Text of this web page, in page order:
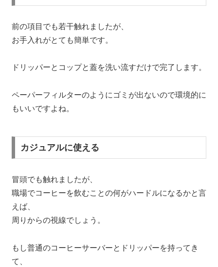
前の項目でも若干触れましたが、
お手入れがとても簡単です。
ドリッパーとコップと蓋を洗い流すだけで完了します。
ペーパーフィルターのようにゴミが出ないので環境的に
もいいですよね。
カジュアルに使える
冒頭でも触れましたが、
職場でコーヒーを飲むことの何がハードルになるかと言
えば、
周りからの視線でしょう。
もし普通のコーヒーサーバーとドリッパーを持ってき
て、